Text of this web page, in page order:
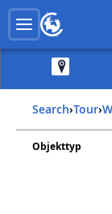
Search› Tour›
Objekttyp